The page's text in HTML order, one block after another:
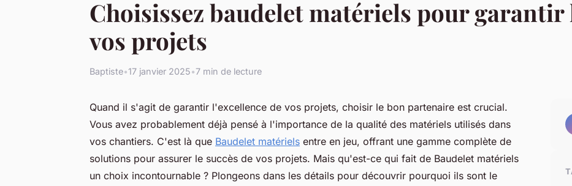
Choisissez baudelet matériels pour garantir
vos projets
Baptiste•17 janvier 2025•7 min de lecture
Quand il s'agit de garantir l'excellence de vos projets, choisir le bon partenaire est crucial.
Vous avez probablement déjà pensé à l'importance de la qualité des matériels utilisés dans
vos chantiers. C'est là que Baudelet matériels entre en jeu, offrant une gamme complète de
solutions pour assurer le succès de vos projets. Mais qu'est-ce qui fait de Baudelet matériels
un choix incontournable ? Plongeons dans les détails pour découvrir pourquoi ils sont le